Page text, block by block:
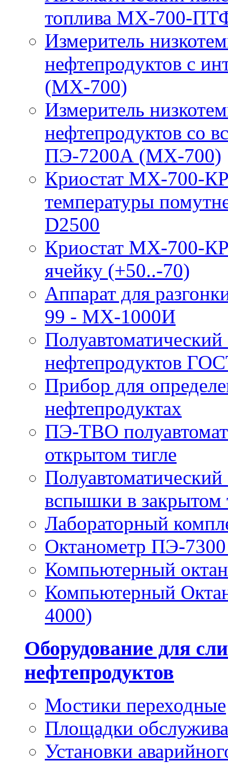
топлива МХ-700-
Измеритель
нефтепродуктов с
(МХ-700)
Измеритель
нефтепродуктов со
ПЭ-7200А (МХ-700)
Криостат МХ-700-
температуры
D2500
Криостат МХ-700-
ячейку (+50..-70)
Аппарат для
99 - MX-1000И
Полуавтоматический
нефтепродуктов
Прибор для
нефтепродуктах
ПЭ-ТВО
открытом тигле
вспышки в закрытом
Лабораторный
Октанометр ПЭ-
Компьютерный
Компьютерный
4000)
Оборудование для
нефтепродуктов
Мостики переходные
Площадки
Установки